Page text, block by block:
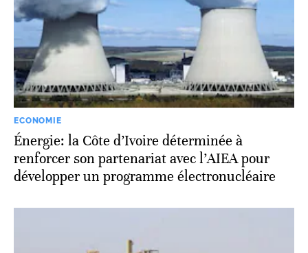
ECONOMIE
Énergie: la Côte d’Ivoire déterminée à
renforcer son partenariat avec l’AIEA pour
développer un programme électronucléaire